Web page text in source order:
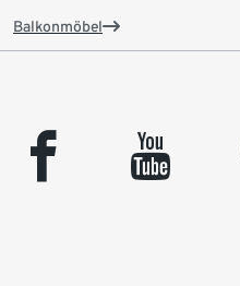
Balkonmöbel
facebook youtube